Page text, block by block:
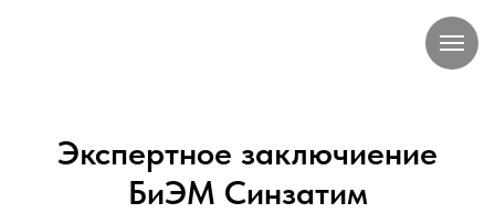
Экспертное заключиение
БиЭМ Синзатим